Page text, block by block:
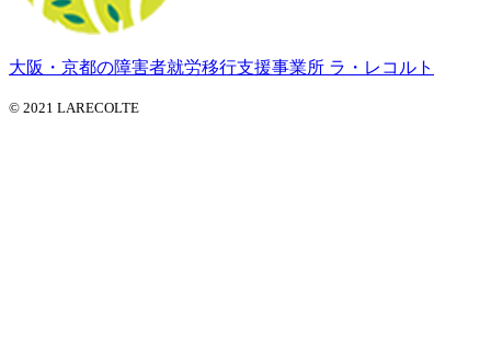
大阪・京都の障害者就労移行支援事業所 ラ・レコルト
© 2021 LARECOLTE